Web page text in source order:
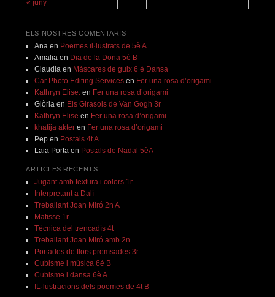
« juny
ELS NOSTRES COMENTARIS
Anaen Poemes il·lustrats de 5è A
Amaliaen Dia de la Dona 5è B
Claudiaen Màscares de guix 6 è Dansa
Car Photo Editing Servicesen Fer una rosa d’origami
Kathryn Elise.en Fer una rosa d’origami
Glòriaen Els Girasols de Van Gogh 3r
Kathryn Elise en Fer una rosa d’origami
khatija akteren Fer una rosa d’origami
Pepen Postals 4t A
Laia Portaen Postals de Nadal 5èA
ARTICLES RECENTS
Jugant amb textura i colors 1r
Interpretant a Dalí
Treballant Joan Miró 2n A
Matisse 1r
Tècnica del trencadís 4t
Treballant Joan Miró amb 2n
Portades de flors premsades 3r
Cubisme i música 6è B
Cubisme i dansa 6è A
IL·lustracions dels poemes de 4t B